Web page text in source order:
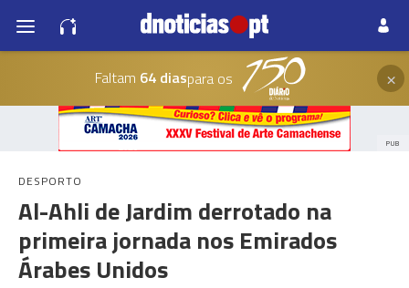
Faltam 64 diaspara os ×
PUB
DESPORTO
Al-Ahli de Jardim derrotado na
primeira jornada nos Emirados
Árabes Unidos